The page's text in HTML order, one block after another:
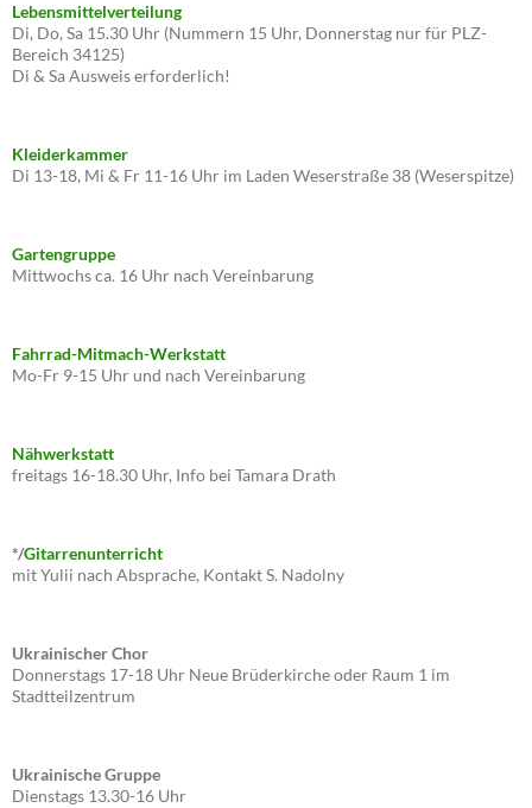
Lebensmittelverteilung
Di, Do, Sa 15.30 Uhr (Nummern 15 Uhr, Donnerstag nur für PLZ-
Bereich 34125)
Di & Sa Ausweis erforderlich!
Kleiderkammer
Di 13-18, Mi & Fr 11-16 Uhr im Laden Weserstraße 38 (Weserspitze)
Gartengruppe
Mittwochs ca. 16 Uhr nach Vereinbarung
Fahrrad-Mitmach-Werkstatt
Mo-Fr 9-15 Uhr und nach Vereinbarung
Nähwerkstatt
freitags 16-18.30 Uhr, Info bei Tamara Drath
*/Gitarrenunterricht
mit Yulii nach Absprache, Kontakt S. Nadolny
Ukrainischer Chor
Donnerstags 17-18 Uhr Neue Brüderkirche oder Raum 1 im
Stadtteilzentrum
Ukrainische Gruppe
Dienstags 13.30-16 Uhr